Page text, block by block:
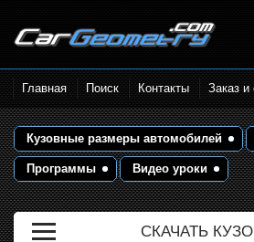
Размеры кузова автомобилей.
Контрольные точки и кузовные
размеры. Геометрия кузова
Главная Поиск Контакты Заказ и
Кузовные размеры автомобилей
Программы Видео уроки
СКАЧАТЬ